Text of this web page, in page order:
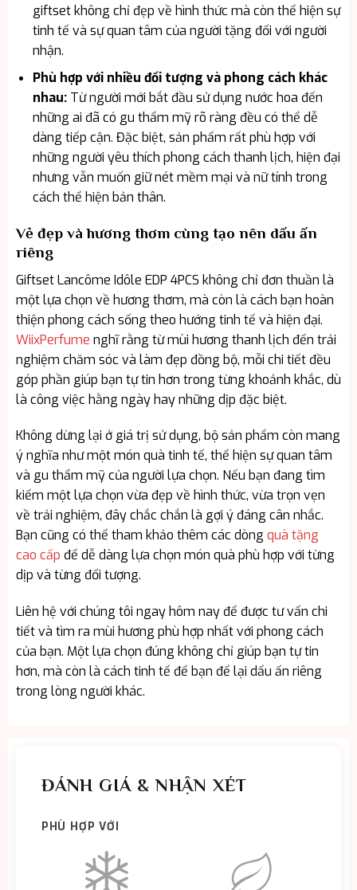
giftset không chỉ đẹp về hình thức mà còn thể hiện sự
tinh tế và sự quan tâm của người tặng đối với người
nhận.
Phù hợp với nhiều đối tượng và phong cách khác
nhau:Từ người mới bắt đầu sử dụng nước hoa đến
những ai đã có gu thẩm mỹ rõ ràng đều có thể dễ
dàng tiếp cận. Đặc biệt, sản phẩm rất phù hợp với
những người yêu thích phong cách thanh lịch, hiện đại
nhưng vẫn muốn giữ nét mềm mại và nữ tính trong
cách thể hiện bản thân.
Vẻ đẹp và hương thơm cùng tạo nên dấu ấn
riêng
Giftset Lancôme Idôle EDP 4PCS không chỉ đơn thuần là
một lựa chọn về hương thơm, mà còn là cách bạn hoàn
thiện phong cách sống theo hướng tinh tế và hiện đại.
WiixPerfume nghĩ rằng từ mùi hương thanh lịch đến trải
nghiệm chăm sóc và làm đẹp đồng bộ, mỗi chi tiết đều
góp phần giúp bạn tự tin hơn trong từng khoảnh khắc, dù
là công việc hằng ngày hay những dịp đặc biệt.
Không dừng lại ở giá trị sử dụng, bộ sản phẩm còn mang
ý nghĩa như một món quà tinh tế, thể hiện sự quan tâm
và gu thẩm mỹ của người lựa chọn. Nếu bạn đang tìm
kiếm một lựa chọn vừa đẹp về hình thức, vừa trọn vẹn
về trải nghiệm, đây chắc chắn là gợi ý đáng cân nhắc.
Bạn cũng có thể tham khảo thêm các dòng quà tặng
cao cấp để dễ dàng lựa chọn món quà phù hợp với từng
dịp và từng đối tượng.
Liên hệ với chúng tôi ngay hôm nay để được tư vấn chi
tiết và tìm ra mùi hương phù hợp nhất với phong cách
của bạn. Một lựa chọn đúng không chỉ giúp bạn tự tin
hơn, mà còn là cách tinh tế để bạn để lại dấu ấn riêng
trong lòng người khác.
ĐÁNH GIÁ & NHẬN XÉT
PHÙ HỢP VỚI